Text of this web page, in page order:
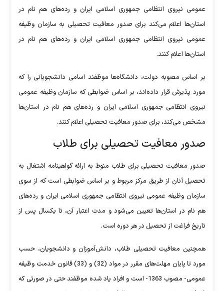
عمومی نیروی انتظامی جمهوری اسلامی ایران و رده‌های هم نام در
استان‌ها اعلام می‌کند برای صدور معافیت تحصیلی به سازمان وظیفه
عمومی نیروی انتظامی جمهوری اسلامی ایران و رده‌های هم نام در
استان‌ها اعلام کنند.
بر اساس مصوبه دولت، دانشگاه‌ها موظفند اسامی دانشجویانی را که
مورد پذیرش قرار داده‌اند، بر اساس ضوابطی که سازمان وظیفه عمومی
نیروی انتظامی جمهوری اسلامی ایران و رده‌های هم نام در استان‌ها
مشخص می‌کند، برای صدور معافیت تحصیلی اعلام کنند.
صدور معافیت تحصیلی برای طلاب
صدور معافیت تحصیلی برای طلاب منوط به ارائه گواهینامه اشتغال به
تحصیل آنان از طریق مرکز مربوط و بر اساس ضوابطی است که از سوی
سازمان وظیفه عمومی نیروی انتظامی جمهوری اسلامی ایران و رده‌های
هم نام در استان‌ها تعیین می‌شود و مدت اعتبار آن، تا یکسال پس از
تاریخ فراغت از تحصیل در هر دوره است.
همچنین معافیت تحصیلی طلاب، دانش‌آموزان و دانشجویان، حسب
مورد تا پایان مهلت‌های مقرر در مواد (32) و (33) قانون خدمت وظیفه
عمومی- مصوب 1363- است و افراد یاد شده موظفند حتی در صورتی که